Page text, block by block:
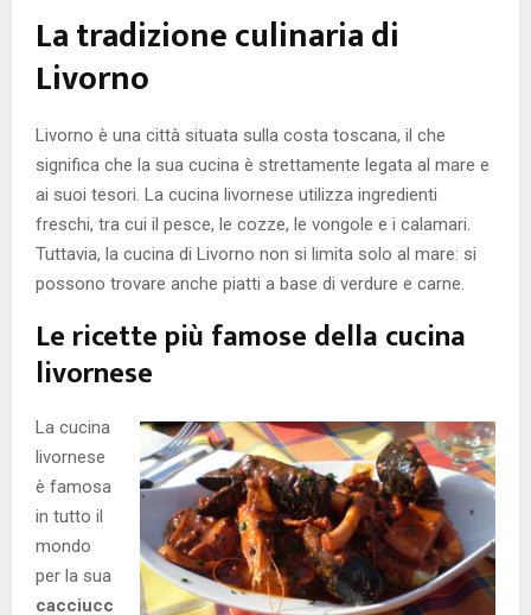
La tradizione culinaria di
Livorno
Livorno è una città situata sulla costa toscana, il che
significa che la sua cucina è strettamente legata al mare e
ai suoi tesori. La cucina livornese utilizza ingredienti
freschi, tra cui il pesce, le cozze, le vongole e i calamari.
Tuttavia, la cucina di Livorno non si limita solo al mare: si
possono trovare anche piatti a base di verdure e carne.
Le ricette più famose della cucina
livornese
La cucina
livornese
è famosa
in tutto il
mondo
per la sua
cacciucc